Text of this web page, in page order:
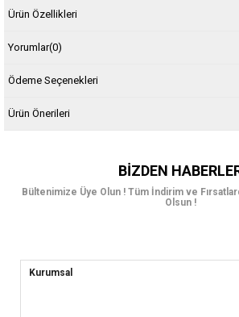
Ürün Özellikleri
Yorumlar(0)
Ödeme Seçenekleri
Ürün Önerileri
BIZDEN
Bültenimize Üye Olun ! Tüm İndirim ve
Olsun !
Kurumsal